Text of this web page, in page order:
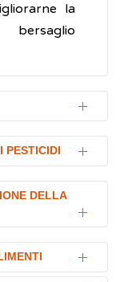
la
bersaglio
portato
la
territori
per
PESTICIDI
di tipo
degli
di
DELLA
non
o utilizzati